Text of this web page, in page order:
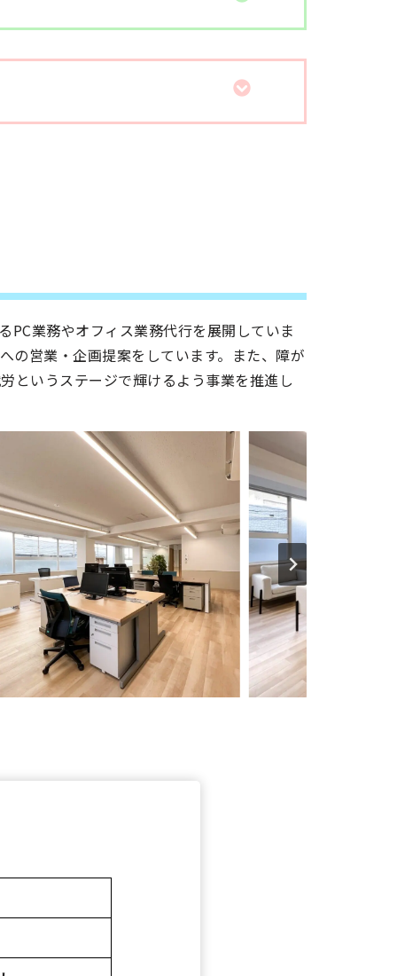
業務やオフィス業務代行を展開していま
の営業・企画提案をしています。また、障が
というステージで輝けるよう事業を推進し